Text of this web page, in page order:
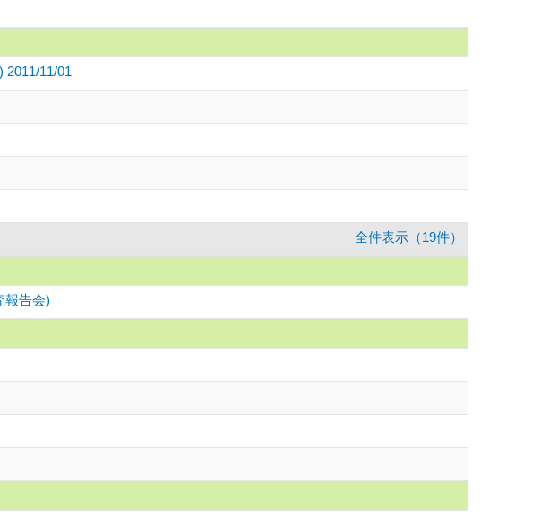
2011/11/01
全件表示（19件）
報告会)